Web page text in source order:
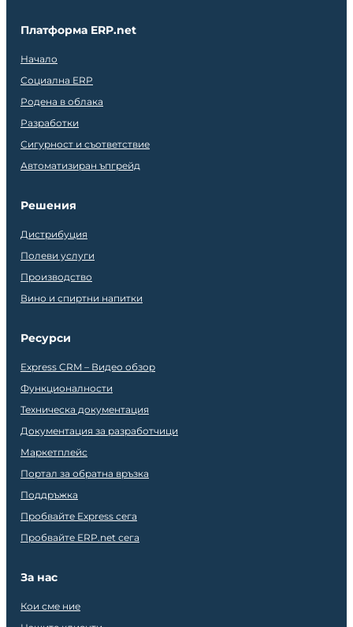
Платформа ERP.net
Начало
Социална ERP
Родена в облака
Разработки
Сигурност и съответствие
Автоматизиран ъпгрейд
Решения
Дистрибуция
Полеви услуги
Производство
Вино и спиртни напитки
Ресурси
Express CRM – Видео обзор
Функционалности
Техническа документация
Документация за разработчици
Маркетплейс
Портал за обратна връзка
Поддръжка
Пробвайте Express сега
Пробвайте ERP.net сега
За нас
Кои сме ние